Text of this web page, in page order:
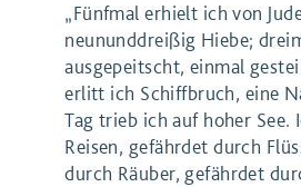
„Fünfmal erhielt ich von
neununddreißig Hiebe;
ausgepeitscht, einmal
erlitt ich Schiffbruch, eine
Tag trieb ich auf hoher See.
Reisen, gefährdet durch
durch Räuber, gefährdet